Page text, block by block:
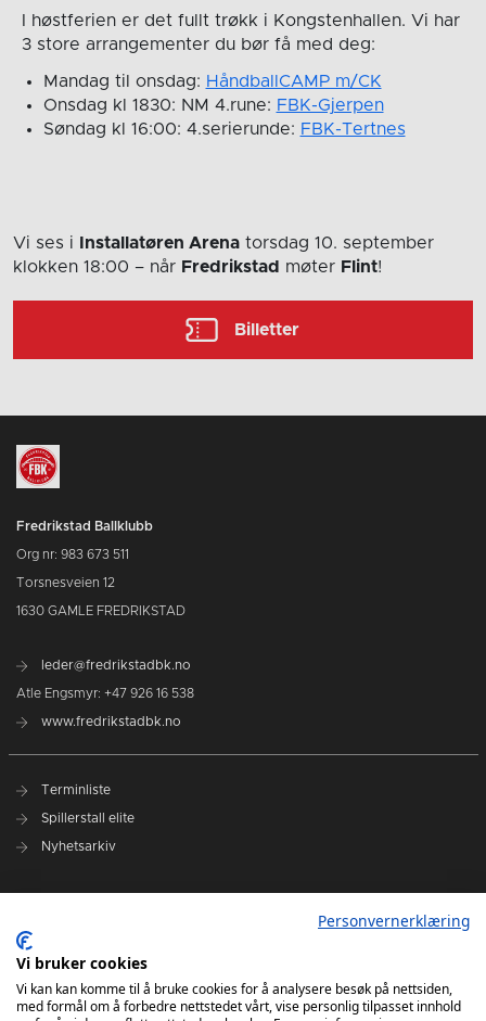
I høstferien er det fullt trøkk i Kongstenhallen. Vi har
3 store arrangementer du bør få med deg:
Mandag til onsdag: HåndballCAMP m/CK
Onsdag kl 1830: NM 4.rune: FBK-Gjerpen
Søndag kl 16:00: 4.serierunde: FBK-Tertnes
Vi ses i Installatøren Arena torsdag 10. september
klokken 18:00 – når Fredrikstad møter Flint!
Billetter
Fredrikstad Ballklubb
Org nr: 983 673 511
Torsnesveien 12
1630 GAMLE FREDRIKSTAD
leder@fredrikstadbk.no
Atle Engsmyr: +47 926 16 538
www.fredrikstadbk.no
Terminliste
Spillerstall elite
Nyhetsarkiv
Instagram Elite
Instagram Rekrutt
Facebook
Personvernerklæring
Vi bruker cookies
Vi kan kan komme til å bruke cookies for å analysere besøk på nettsiden,
med formål om å forbedre nettstedet vårt, vise personlig tilpasset innhold